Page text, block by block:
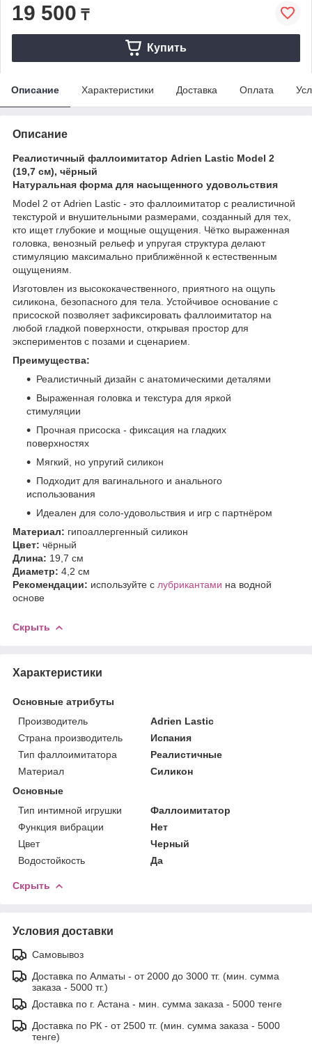
19 500 ₸
Купить
Описание Характеристики Доставка Оплата
Описание
Реалистичный фаллоимитатор Adrien Lastic Model 2
(19,7 см), чёрный
Натуральная форма для насыщенного удовольствия
Model 2 от Adrien Lastic - это фаллоимитатор с реалистичной
текстурой и внушительными размерами, созданный для тех,
кто ищет глубокие и мощные ощущения. Чётко выраженная
головка, венозный рельеф и упругая структура делают
стимуляцию максимально приближённой к естественным
ощущениям.
Изготовлен из высококачественного, приятного на ощупь
силикона, безопасного для тела. Устойчивое основание с
присоской позволяет зафиксировать фаллоимитатор на
любой гладкой поверхности, открывая простор для
экспериментов с позами и сценарием.
Преимущества:
Реалистичный дизайн с анатомическими деталями
Выраженная головка и текстура для яркой
стимуляции
Прочная присоска - фиксация на гладких
поверхностях
Мягкий, но упругий силикон
Подходит для вагинального и анального
использования
Идеален для соло-удовольствия и игр с партнёром
Материал: гипоаллергенный силикон
Цвет: чёрный
Длина: 19,7 см
Диаметр: 4,2 см
Рекомендации: используйте с лубрикантами на водной
основе
Скрыть
Характеристики
Основные атрибуты
Производитель
Adrien Lastic
Страна производитель
Испания
Тип фаллоимитатора
Реалистичные
Материал
Силикон
Основные
Тип интимной игрушки
Фаллоимитатор
Функция вибрации
Нет
Цвет
Черный
Водостойкость
Да
Скрыть
Условия доставки
Самовывоз
Доставка по Алматы - от 2000 до 3000 тг. (мин. сумма
заказа - 5000 тг.)
Доставка по г. Астана - мин. сумма заказа - 5000 тенге
Доставка по РК - от 2500 тг. (мин. сумма заказа - 5000
тенге)